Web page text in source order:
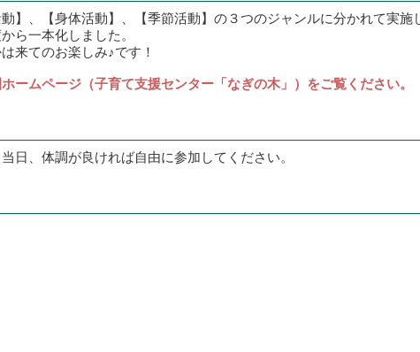
】、【身体活動】、【季節活動】の３つのジャンルに分かれて実施
ら一本化しました。
来てのお楽しみ♪です！
ームページ（子育て支援センター「なぎの木」）をご覧ください。
日、体調が良ければ自由に参加してください。